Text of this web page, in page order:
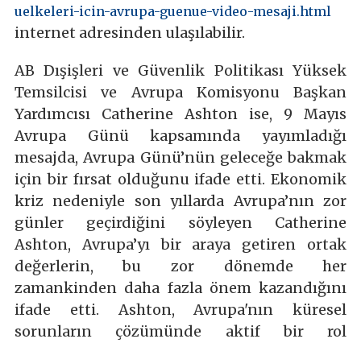
uelkeleri-icin-avrupa-guenue-video-mesaji.html
internet adresinden ulaşılabilir.
AB Dışişleri ve Güvenlik Politikası Yüksek
Temsilcisi ve Avrupa Komisyonu Başkan
Yardımcısı Catherine Ashton ise, 9 Mayıs
Avrupa Günü kapsamında yayımladığı
mesajda, Avrupa Günü’nün geleceğe bakmak
için bir fırsat olduğunu ifade etti. Ekonomik
kriz nedeniyle son yıllarda Avrupa’nın zor
günler geçirdiğini söyleyen Catherine
Ashton, Avrupa’yı bir araya getiren ortak
değerlerin, bu zor dönemde her
zamankinden daha fazla önem kazandığını
ifade etti. Ashton, Avrupa'nın küresel
sorunların çözümünde aktif bir rol